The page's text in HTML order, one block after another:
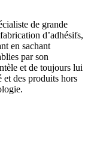
de grande
d’adhésifs,
en sachant
par son
et de toujours lui
et des produits hors